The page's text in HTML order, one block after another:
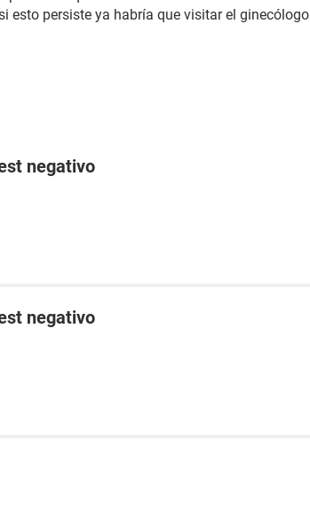
esto persiste ya habría que visitar el ginecólogo
negativo
negativo